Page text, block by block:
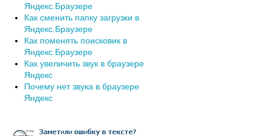
Яндекс.Браузере
Как сменить папку загрузки в
Яндекс.Браузере
Как поменять поисковик в
Яндекс.Браузере
Как увеличить звук в браузере
Яндекс
Почему нет звука в браузере
Яндекс